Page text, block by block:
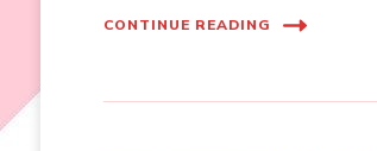
CONTINUE READING